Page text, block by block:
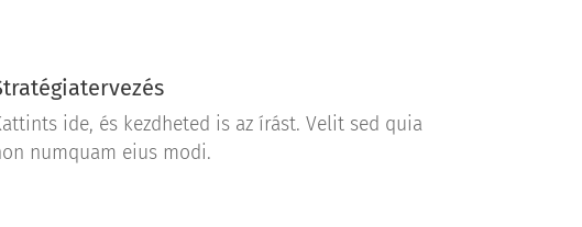
ide, és kezdheted is az írást. Velit sed quia
numquam eius modi.